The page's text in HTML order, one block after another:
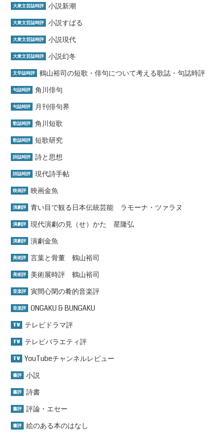
大衆文芸誌時評 小説新潮
大衆文芸誌時評 小説すばる
大衆文芸誌時評 小説現代
大衆文芸誌時評 小説幻冬
文学誌時評 鶴山裕司の短歌・俳句について考える歌誌・句誌時評
句誌時評 角川俳句
句誌時評 月刊俳句界
歌誌時評 角川短歌
歌誌時評 短歌研究
詩誌時評 詩と思想
詩誌時評 現代詩手帖
映画評 映画金魚
演劇評 青い目で観る日本伝統芸能 ラモーナ・ツァラヌ
演劇評 現代演劇の見（せ）かた 星隆弘
演劇評 演劇金魚
美術評 言葉と骨董 鶴山裕司
美術評 美術展時評 鶴山裕司
音楽評 寅間心閑の肴的音楽評
音楽評 ONGAKU & BUNGAKU
TV テレビドラマ評
TV テレビバラエティ評
TV YouTubeチャンネルレビュー
書評 小説
書評 詩書
書評 評論・エセー
書評 絵のある本のはなし